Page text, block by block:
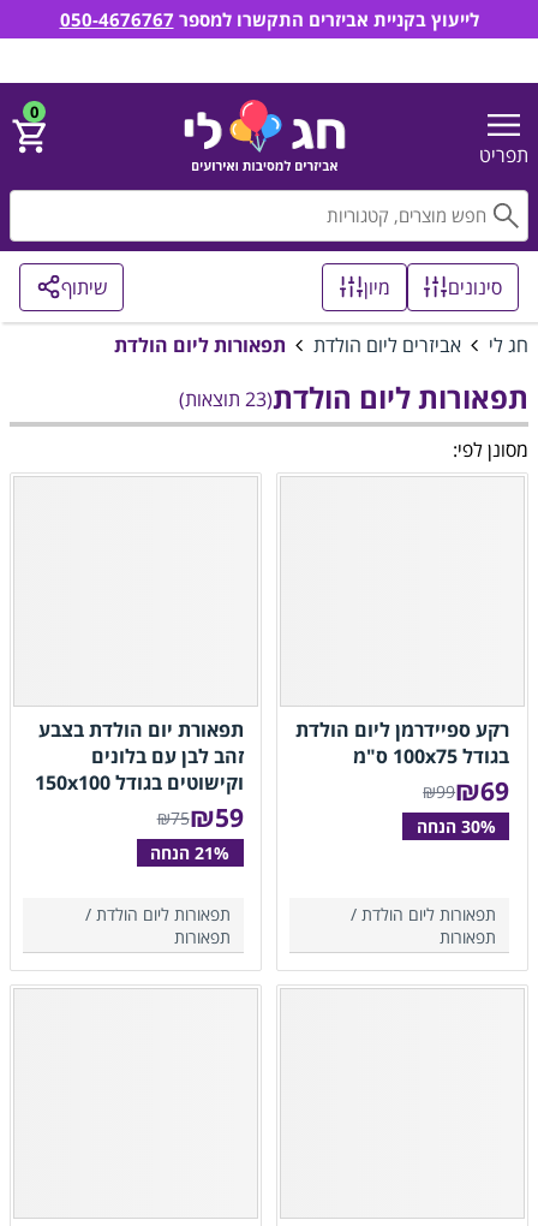
תפריט
0
סינונים מיון שיתוף
חג לי אביזרים ליום הולדת תפאורות ליום הולדת
מסונן לפי:
תפאורות ליום הולדת(23 תוצאות)
רקע ספיידרמן ליום הולדת
בגודל 100x75 ס"מ
תפאורות ליום הולדת /
תפאורות
₪99 69
₪
תפאורת יום הולדת בצבע
זהב לבן עם בלונים
וקישוטים בגודל 150x100
תפאורות ליום הולדת /
תפאורות
₪75 59
₪
לייעוץ בקניית אביזרים התקשרו למספר 050-4676767